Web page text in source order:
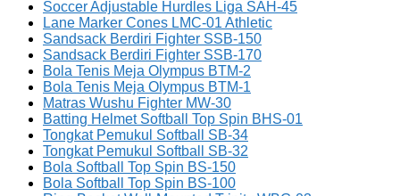
Soccer Adjustable Hurdles Liga SAH-45
Lane Marker Cones LMC-01 Athletic
Sandsack Berdiri Fighter SSB-150
Sandsack Berdiri Fighter SSB-170
Bola Tenis Meja Olympus BTM-2
Bola Tenis Meja Olympus BTM-1
Matras Wushu Fighter MW-30
Batting Helmet Softball Top Spin BHS-01
Tongkat Pemukul Softball SB-34
Tongkat Pemukul Softball SB-32
Bola Softball Top Spin BS-150
Bola Softball Top Spin BS-100